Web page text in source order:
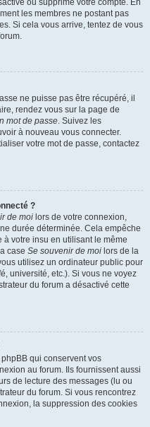
ou supprimé votre compte. En
les membres ne postant pas
Si cela vous arrive, tentez de vous
ne puisse pas être récupéré, il
rendez vous sur la page de
mot de passe. Suivez les
à nouveau vous connecter.
votre mot de passe, contactez
?
de moi lors de votre connexion,
durée déterminée. Cela empêche
à votre insu en utilisant le même
case Se souvenir de moi lors de la
utilisez un ordinateur public pour
université, etc.). Si vous ne voyez
du forum a désactivé cette
qui conservent vos
au forum. Ils fournissent aussi
de lecture des messages (lu ou
du forum. Si vous rencontrez
la suppression des cookies